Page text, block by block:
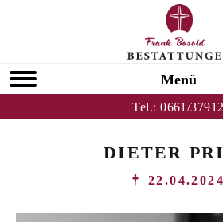
Menü
Tel.:0661/37912
DIETER
22.04.2024